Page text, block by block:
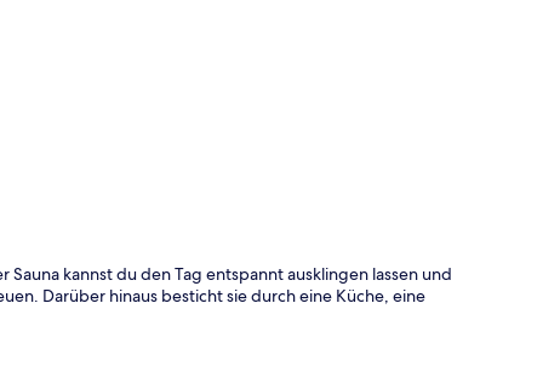
kannst du den Tag entspannt ausklingen lassen und
Darüber hinaus besticht sie durch eine Küche, eine